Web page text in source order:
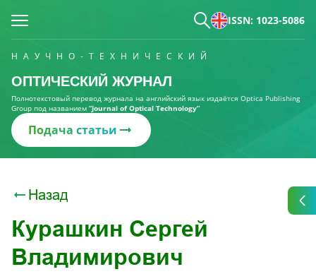
ISSN: 1023-5086
НАУЧНО-ТЕХНИЧЕСКИЙ
ОПТИЧЕСКИЙ ЖУРНАЛ
Полнотекстовый перевод журнала на английский язык издаётся Optica Publishing
Group под названием “Journal of Optical Technology“
Подача статьи
Назад
Курашкин Сергей
Владимирович